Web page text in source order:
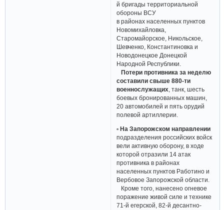
й бригады территориальной
обороны ВСУ
в районах населенных пунктов
Новомихайловка,
Старомайорское, Никольское,
Шевченко, Константиновка и
Новодонецкое Донецкой
Народной Республики.
Потери противника за неделю
составили свыше 880-ти
военнослужащих , танк, шесть
боевых бронированных машин,
20 автомобилей и пять орудий
полевой артиллерии.
▫ На Запорожском направлении
подразделения российских войск
вели активную оборону, в ходе
которой отразили 14 атак
противника в районах
населенных пунктов Работино и
Вербовое Запорожской области.
Кроме того, нанесено огневое
поражение живой силе и технике
71-й егерской, 82-й десантно-